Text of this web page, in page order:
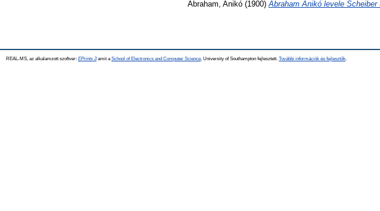
Abraham, Anikó (1900) Abraham Anikó levele Scheiber
REAL-MS, az alkalamzott szoftver: EPrints 3amit a School of Electronics and Computer Science , University of Southampton fejlesztett. További információk és fejlesztők